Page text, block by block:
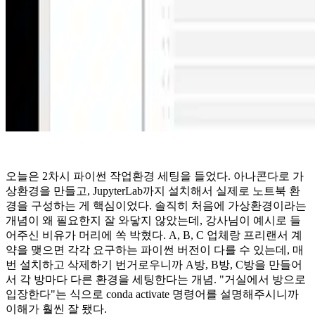
오늘은 2차시 파이썬 작업환경 세팅을 들었다. 아나콘다로 가
상환경을 만들고, JupyterLab까지 설치해서 실제로 노트북 환
경을 구성하는 게 핵심이었다. 솔직히 처음에 가상환경이라는
개념이 왜 필요한지 잘 와닿지 않았는데, 강사님이 예시로 들
어주신 비유가 머리에 쏙 박혔다. A, B, C 업체랑 프리랜서 계
약을 맺으면 각각 요구하는 파이썬 버전이 다를 수 있는데, 매
번 설치하고 삭제하기 번거로우니까 A방, B방, C방을 만들어
서 각 방마다 다른 환경을 세팅한다는 개념. "거실에서 방으로
입장한다"는 식으로 conda activate 명령어를 설명해주시니까
이해가 훨씬 잘 됐다.